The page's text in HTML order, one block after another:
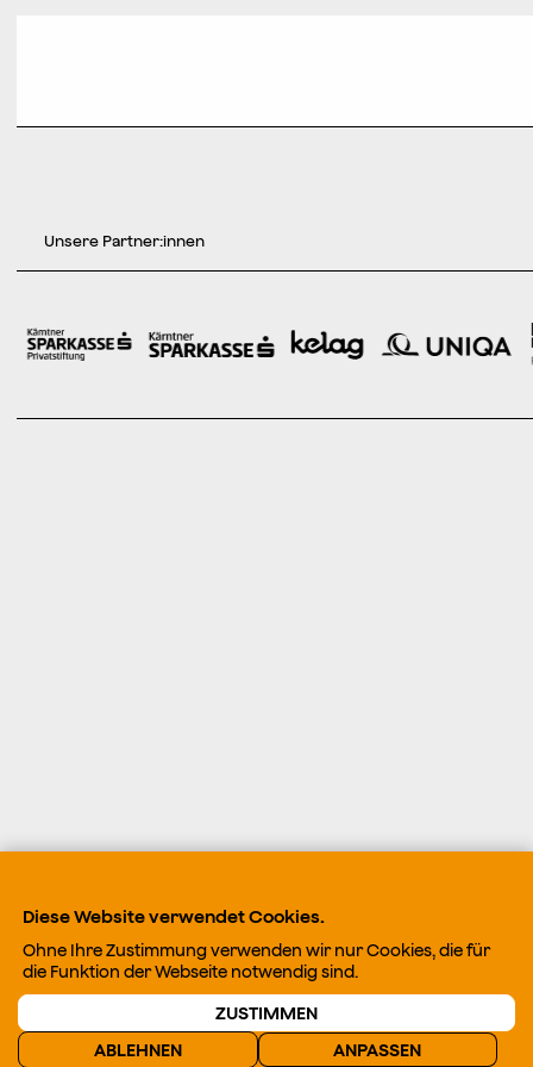
Diese Website verwendet Cookies.
Ohne Ihre Zustimmung verwenden wir nur Cookies, die für
die Funktion der Webseite notwendig sind.
ZUSTIMMEN
ABLEHNEN
ANPASSEN